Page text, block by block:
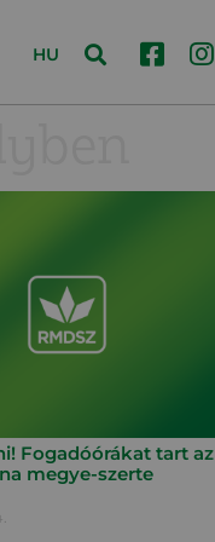
HU
Fogadóórákat tart az
megye-szerte